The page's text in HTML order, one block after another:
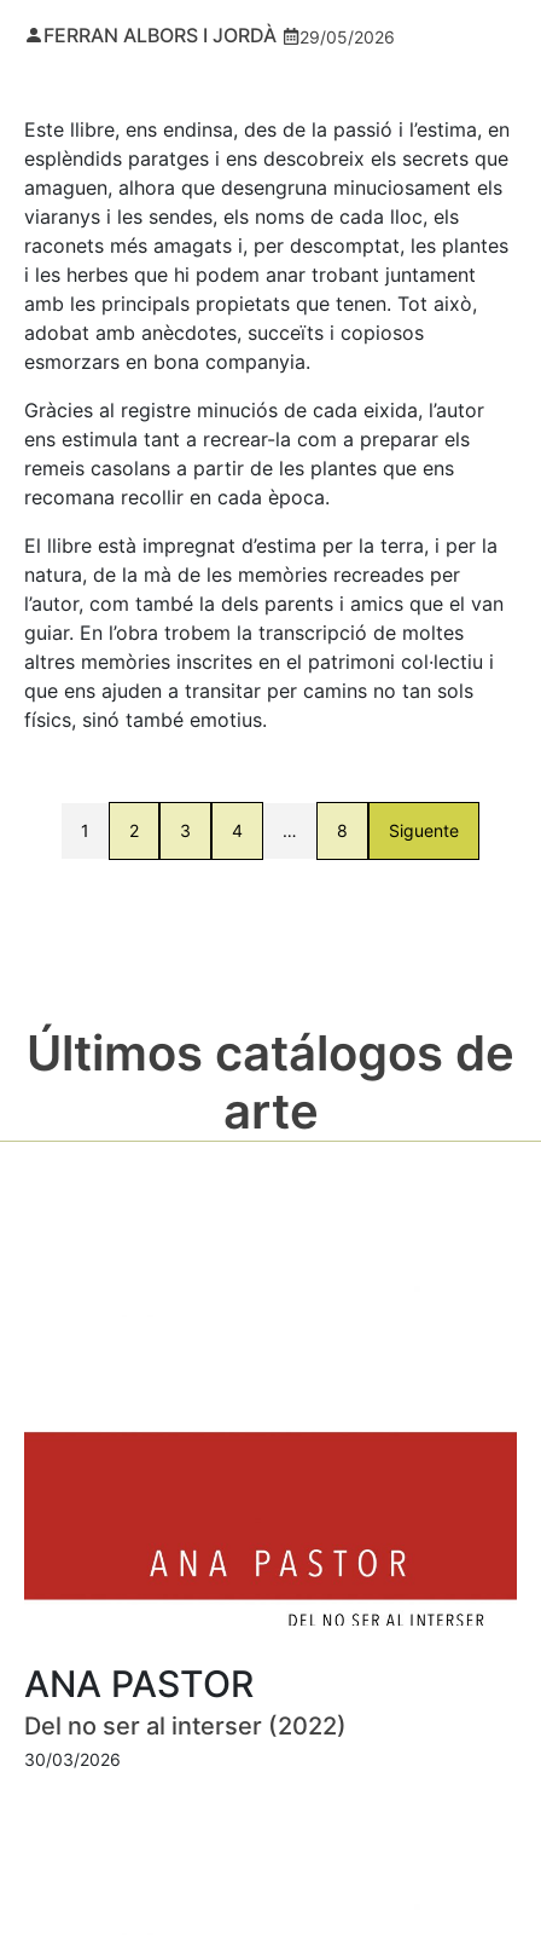
FERRAN ALBORS I JORDÀ 29/05/2026
Este llibre, ens endinsa, des de la passió i l’estima, en
esplèndids paratges i ens descobreix els secrets que
amaguen, alhora que desengruna minuciosament els
viaranys i les sendes, els noms de cada lloc, els
raconets més amagats i, per descomptat, les plantes
i les herbes que hi podem anar trobant juntament
amb les principals propietats que tenen. Tot això,
adobat amb anècdotes, succeïts i copiosos
esmorzars en bona companyia.
Gràcies al registre minuciós de cada eixida, l’autor
ens estimula tant a recrear-la com a preparar els
remeis casolans a partir de les plantes que ens
recomana recollir en cada època.
El llibre està impregnat d’estima per la terra, i per la
natura, de la mà de les memòries recreades per
l’autor, com també la dels parents i amics que el van
guiar. En l’obra trobem la transcripció de moltes
altres memòries inscrites en el patrimoni col·lectiu i
que ens ajuden a transitar per camins no tan sols
físics, sinó també emotius.
1 2 3 4 … 8 Siguente
Últimos catálogos de
arte
ANA PASTOR
Del no ser al interser (2022)
30/03/2026